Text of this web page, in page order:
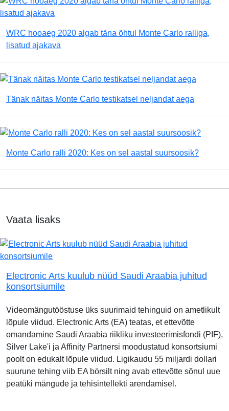
WRC hooaeg 2020 algab täna õhtul Monte Carlo ralliga,
lisatud ajakava
Tänak näitas Monte Carlo testikatsel neljandat aega
Monte Carlo ralli 2020: Kes on sel aastal suursoosik?
Vaata lisaks
Electronic Arts kuulub nüüd Saudi Araabia juhitud
konsortsiumile
Videomängutööstuse üks suurimaid tehinguid on ametlikult
lõpule viidud. Electronic Arts (EA) teatas, et ettevõtte
omandamine Saudi Araabia riikliku investeerimisfondi (PIF),
Silver Lake'i ja Affinity Partnersi moodustatud konsortsiumi
poolt on edukalt lõpule viidud. Ligikaudu 55 miljardi dollari
suurune tehing viib EA börsilt ning avab ettevõtte sõnul uue
peatüki mängude ja tehisintellekti arendamisel.